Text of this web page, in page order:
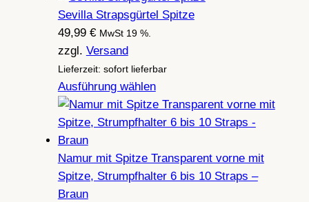
Sevilla Strapsgürtel Spitze
49,99 € MwSt 19 %.
zzgl. Versand
Lieferzeit: sofort lieferbar
Ausführung wählen
Namur mit Spitze Transparent vorne mit
Spitze, Strumpfhalter 6 bis 10 Straps –
Braun